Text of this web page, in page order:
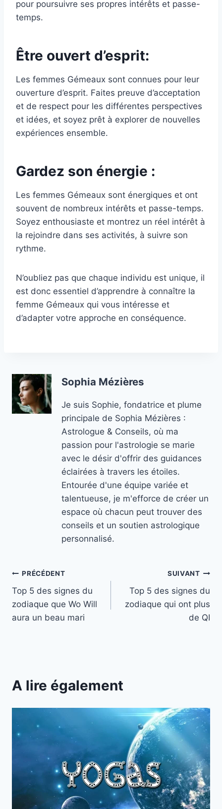
pour poursuivre ses propres intérêts et passe-
temps.
Être ouvert d’esprit:
Les femmes Gémeaux sont connues pour leur
ouverture d’esprit. Faites preuve d’acceptation
et de respect pour les différentes perspectives
et idées, et soyez prêt à explorer de nouvelles
expériences ensemble.
Gardez son énergie :
Les femmes Gémeaux sont énergiques et ont
souvent de nombreux intérêts et passe-temps.
Soyez enthousiaste et montrez un réel intérêt à
la rejoindre dans ses activités, à suivre son
rythme.
N’oubliez pas que chaque individu est unique, il
est donc essentiel d’apprendre à connaître la
femme Gémeaux qui vous intéresse et
d’adapter votre approche en conséquence.
Sophia Mézières
Je suis Sophie, fondatrice et plume
principale de Sophia Mézières :
Astrologue & Conseils, où ma
passion pour l'astrologie se marie
avec le désir d'offrir des guidances
éclairées à travers les étoiles.
Entourée d'une équipe variée et
talentueuse, je m'efforce de créer un
espace où chacun peut trouver des
conseils et un soutien astrologique
personnalisé.
Navigation
de
l’article
PRÉCÉDENT
Top 5 des signes du
zodiaque que Wo Will
aura un beau mari
SUIVANT
Top 5 des signes du
zodiaque qui ont plus
de QI
A lire également